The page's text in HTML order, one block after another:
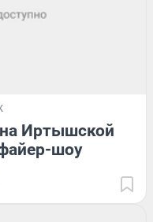
Иртышской
шоу